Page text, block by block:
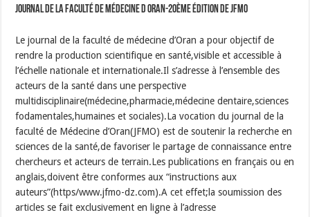
Journal de la faculté de médecine d Oran-20ème édition de JFMO
Le journal de la faculté de médecine d’Oran a pour objectif de
rendre la production scientifique en santé,visible et accessible à
l’échelle nationale et internationale.Il s’adresse à l’ensemble des
acteurs de la santé dans une perspective
multidisciplinaire(médecine,pharmacie,médecine dentaire,sciences
fodamentales,humaines et sociales).La vocation du journal de la
faculté de Médecine d’Oran(JFMO) est de soutenir la recherche en
sciences de la santé,de favoriser le partage de connaissance entre
chercheurs et acteurs de terrain.Les publications en français ou en
anglais,doivent être conformes aux “instructions aux
auteurs”(https/www.jfmo-dz.com).A cet effet;la soumission des
articles se fait exclusivement en ligne à l’adresse